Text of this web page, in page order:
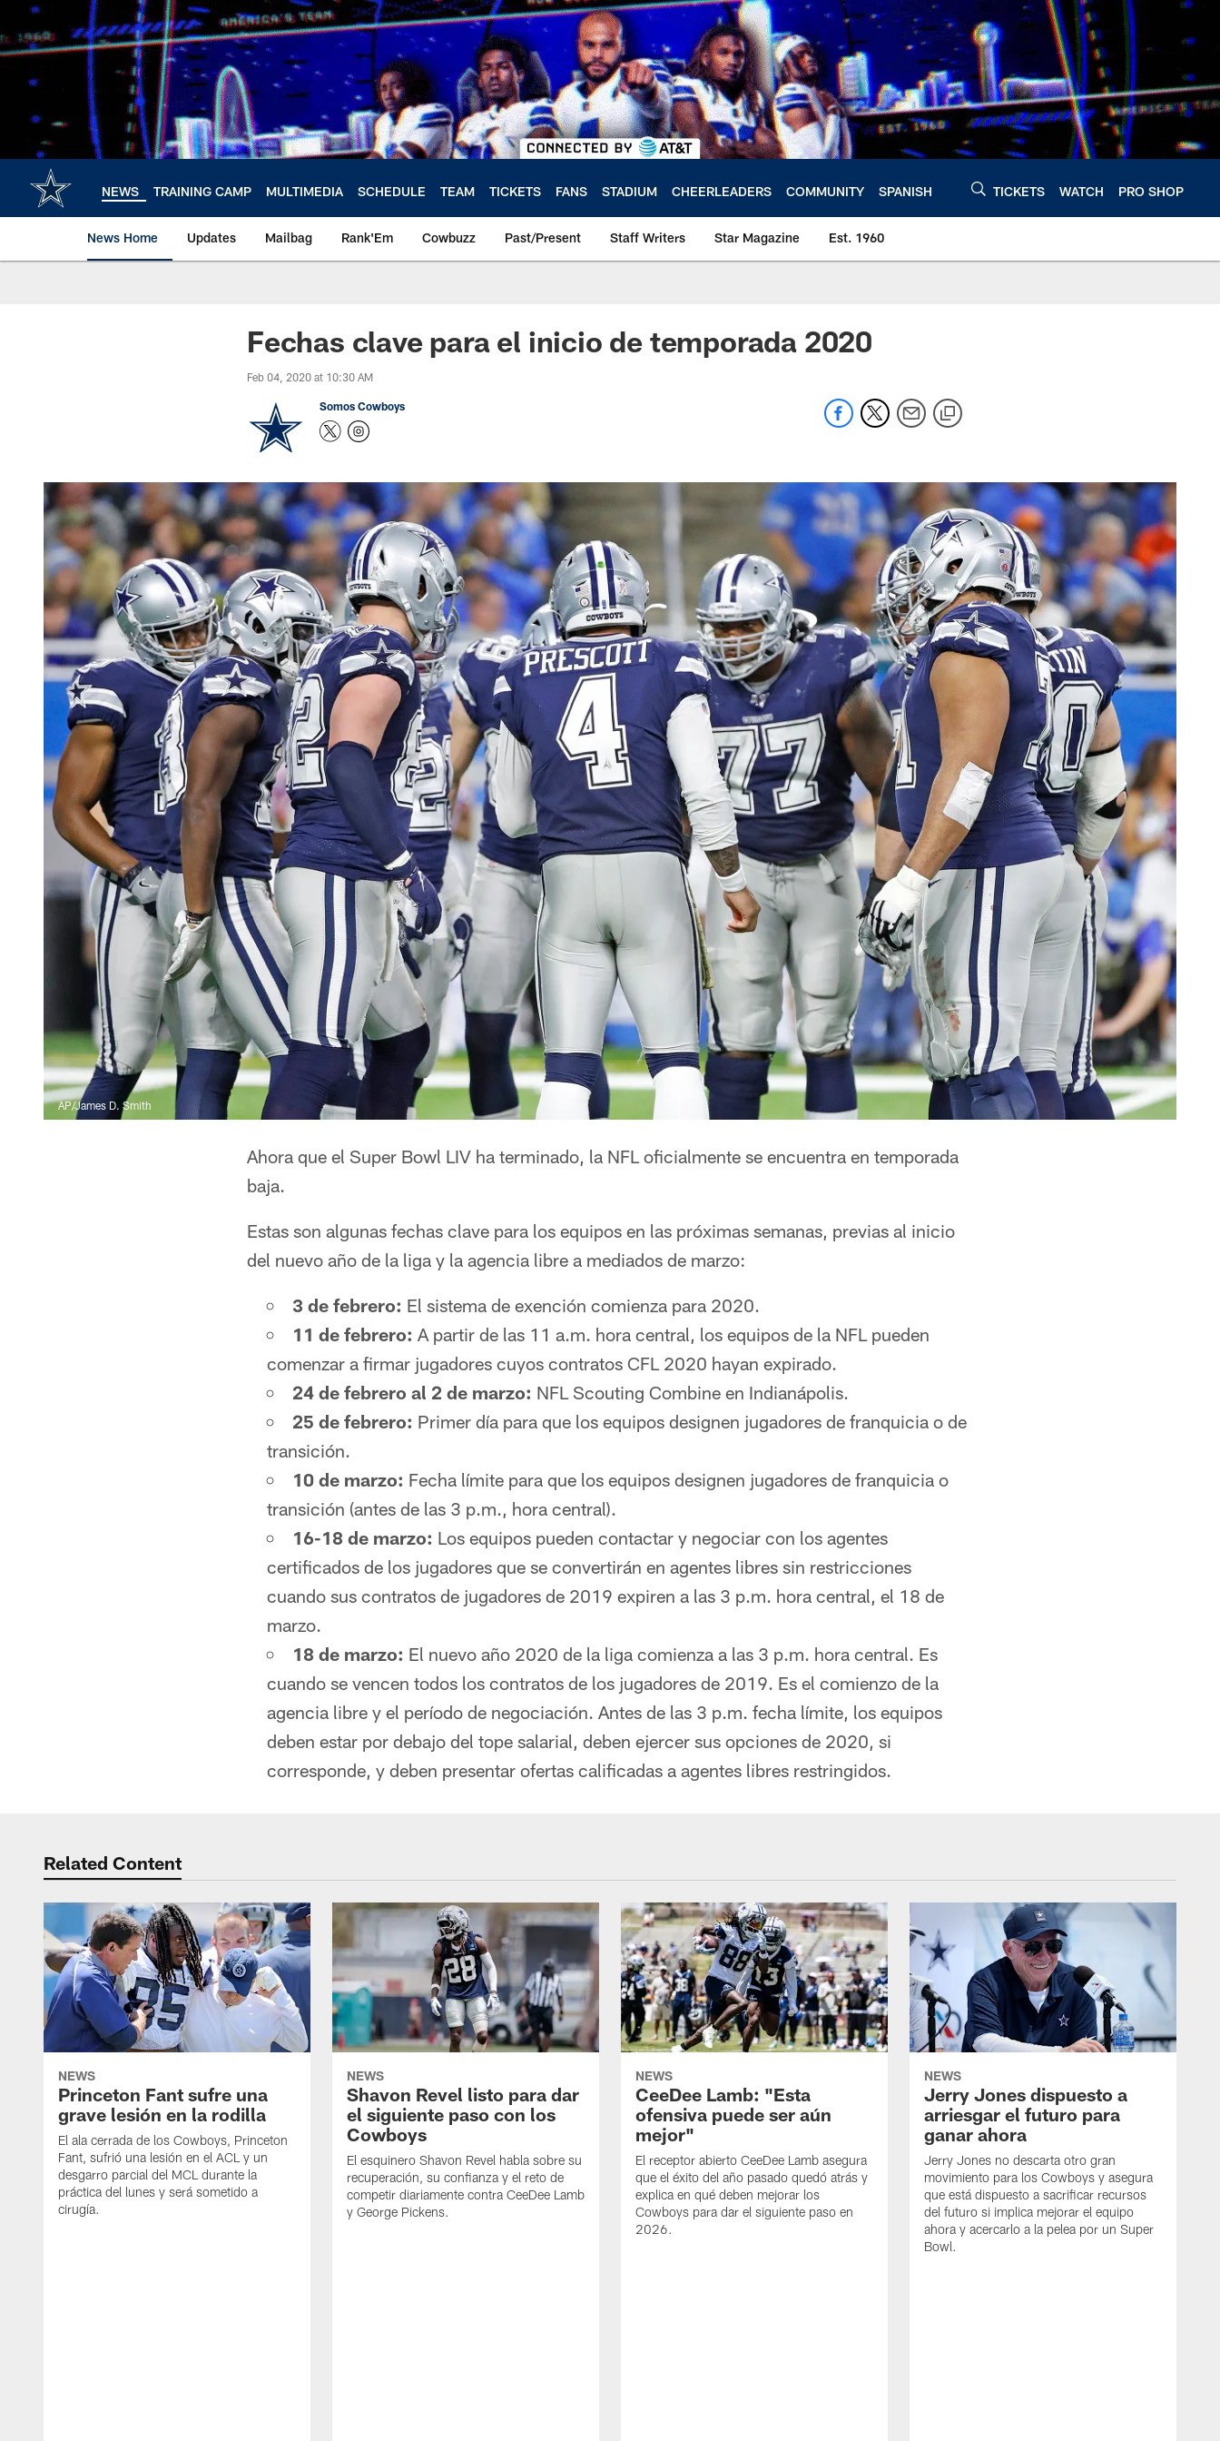
main
content
NEWS TRAINING CAMP MULTIMEDIA SCHEDULE TEAM TICKETS FANS STADIUM CHEERLEADERS COMMUNITY SPANISH TICKETS WATCH PRO SHOP
News Home Updates Mailbag Rank'Em Cowbuzz Past/Present Staff Writers Star Magazine Est. 1960
Fechas clave para el inicio de temporada 2020
Feb 04, 2020 at 10:30 AM
Somos Cowboys
AP/James D. Smith
Ahora que el Super Bowl LIV ha terminado, la NFL oficialmente se encuentra en temporada
baja.
Estas son algunas fechas clave para los equipos en las próximas semanas, previas al inicio
del nuevo año de la liga y la agencia libre a mediados de marzo:
3 de febrero: El sistema de exención comienza para 2020.
11 de febrero: A partir de las 11 a.m. hora central, los equipos de la NFL pueden
comenzar a firmar jugadores cuyos contratos CFL 2020 hayan expirado.
24 de febrero al 2 de marzo: NFL Scouting Combine en Indianápolis.
25 de febrero: Primer día para que los equipos designen jugadores de franquicia o de
transición.
10 de marzo: Fecha límite para que los equipos designen jugadores de franquicia o
transición (antes de las 3 p.m., hora central).
16-18 de marzo: Los equipos pueden contactar y negociar con los agentes
certificados de los jugadores que se convertirán en agentes libres sin restricciones
cuando sus contratos de jugadores de 2019 expiren a las 3 p.m. hora central, el 18 de
marzo.
18 de marzo: El nuevo año 2020 de la liga comienza a las 3 p.m. hora central. Es
cuando se vencen todos los contratos de los jugadores de 2019. Es el comienzo de la
agencia libre y el período de negociación. Antes de las 3 p.m. fecha límite, los equipos
deben estar por debajo del tope salarial, deben ejercer sus opciones de 2020, si
corresponde, y deben presentar ofertas calificadas a agentes libres restringidos.
Related Content
NEWS
Princeton Fant sufre una
grave lesión en la rodilla
El ala cerrada de los Cowboys, Princeton
Fant, sufrió una lesión en el ACL y un
desgarro parcial del MCL durante la
práctica del lunes y será sometido a
cirugía.
NEWS
Shavon Revel listo para dar
el siguiente paso con los
Cowboys
El esquinero Shavon Revel habla sobre su
recuperación, su confianza y el reto de
competir diariamente contra CeeDee Lamb
y George Pickens.
NEWS
CeeDee Lamb: "Esta
ofensiva puede ser aún
mejor"
El receptor abierto CeeDee Lamb asegura
que el éxito del año pasado quedó atrás y
explica en qué deben mejorar los
Cowboys para dar el siguiente paso en
2026.
NEWS
Jerry Jones dispuesto a
arriesgar el futuro para
ganar ahora
Jerry Jones no descarta otro gran
movimiento para los Cowboys y asegura
que está dispuesto a sacrificar recursos
del futuro si implica mejorar el equipo
ahora y acercarlo a la pelea por un Super
Bowl.